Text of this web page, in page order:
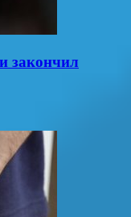
закончил